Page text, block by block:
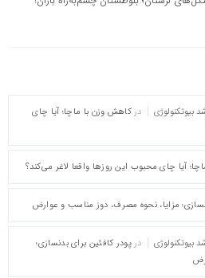
بیوتکنولوژی در کاهش وزن با ماچا؛ آیا چای
آیا چای محبوب این روزها واقعا لاغر می‌کند؟
مزایا، نحوه مصرف، دوز مناسب و عوارض
بیوتکنولوژی در پودر کافئین برای بدنسازی؛